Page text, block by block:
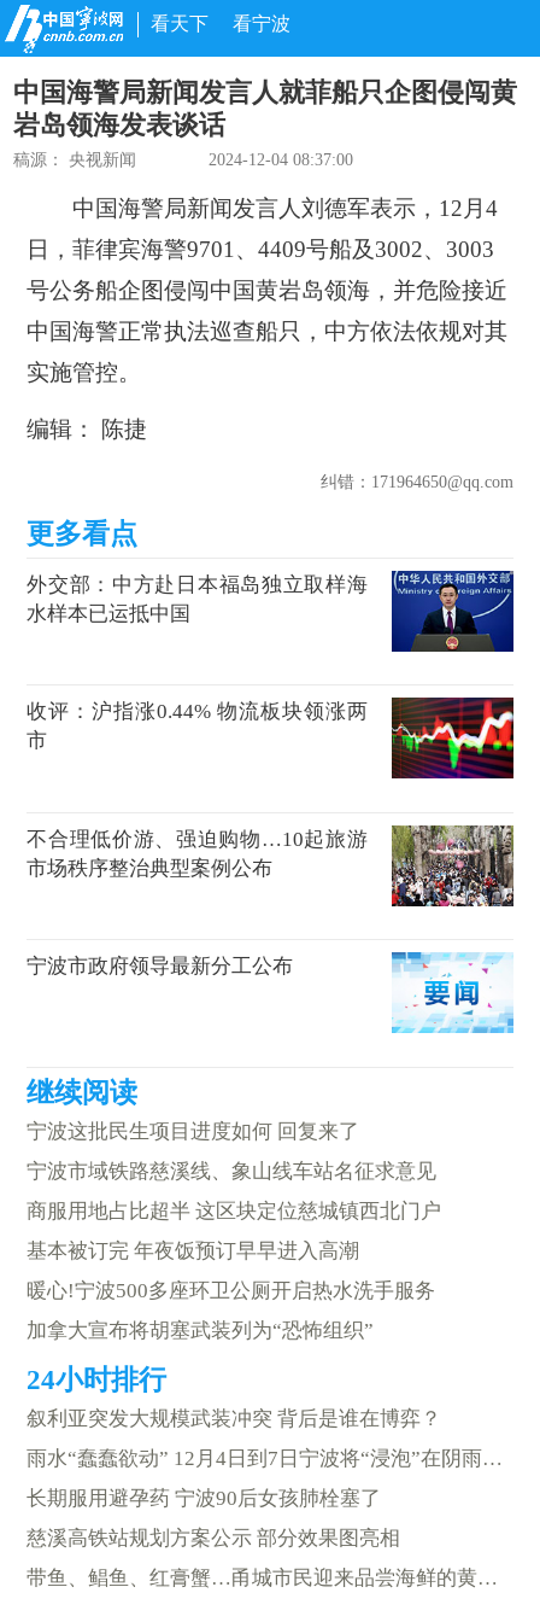
看天下 看宁波
中国海警局新闻发言人就菲船只企图侵闯黄
岩岛领海发表谈话
稿源：央视新闻 2024-12-04 08:37:00
中国海警局新闻发言人刘德军表示，12月4
日，菲律宾海警9701、4409号船及3002、3003
号公务船企图侵闯中国黄岩岛领海，并危险接近
中国海警正常执法巡查船只，中方依法依规对其
实施管控。
编辑： 陈捷
纠错：171964650@qq.com
外交部：中方赴日本福岛独立取样海
水样本已运抵中国
收评：沪指涨0.44% 物流板块领涨两
市
不合理低价游、强迫购物…10起旅游
市场秩序整治典型案例公布
宁波市政府领导最新分工公布
宁波这批民生项目进度如何 回复来了
宁波市域铁路慈溪线、象山线车站名征求意见
商服用地占比超半 这区块定位慈城镇西北门户
基本被订完 年夜饭预订早早进入高潮
暖心!宁波500多座环卫公厕开启热水洗手服务
加拿大宣布将胡塞武装列为“恐怖组织”
叙利亚突发大规模武装冲突 背后是谁在博弈？
雨水“蠢蠢欲动” 12月4日到7日宁波将“浸泡”在阴雨天气中
长期服用避孕药 宁波90后女孩肺栓塞了
慈溪高铁站规划方案公示 部分效果图亮相
带鱼、鲳鱼、红膏蟹…甬城市民迎来品尝海鲜的黄金季